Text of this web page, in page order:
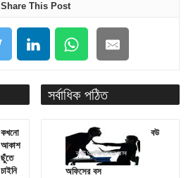
Share This Post
কখনো
আকাশ
ছুঁতে
চাইনি
সর্বাধিক পঠিত
বউ
অফিসের বস